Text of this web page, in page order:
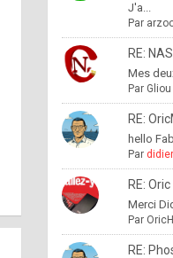
J'a...
Par
RE:
Mes
Par Gliou
RE:
hello
Par
RE:
Merci
Par
RE: